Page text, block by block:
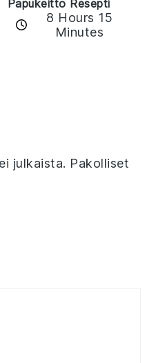
Papukeitto Resepti
8 Hours 15
Minutes
julkaista. Pakolliset